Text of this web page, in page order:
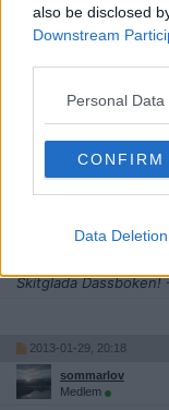
also be disclosed
Downstream
Personal
CONFIRM
Data Deletion
Kluff
visor
lendryggh
Medlem
Min freskportfolio-
Skitglada Dassboken!
2013-01-29, 20:18
sommarlov
Medlem